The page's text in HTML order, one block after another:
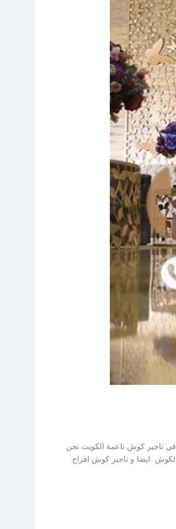
في تاجير كوش ناعمة الكويت نحن
الكوش ايضا و تاجير كوش افراح